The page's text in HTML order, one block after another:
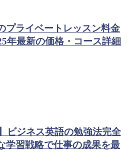
プライベートレッスン料金
年最新の価格・コース詳細
ビジネス英語の勉強法完全
学習戦略で仕事の成果を最